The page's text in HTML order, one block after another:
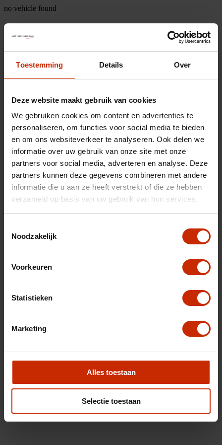
Toestemming Details Over
Deze website maakt gebruik van cookies
We gebruiken cookies om content en advertenties te
personaliseren, om functies voor social media te bieden
en om ons websiteverkeer te analyseren. Ook delen we
informatie over uw gebruik van onze site met onze
partners voor social media, adverteren en analyse. Deze
partners kunnen deze gegevens combineren met andere
informatie die u aan ze heeft verstrekt of die ze hebben
verzameld op basis van uw gebruik van hun services.
Noodzakelijk
Voorkeuren
Statistieken
Marketing
Alles toestaan
Selectie toestaan
no vehicle found